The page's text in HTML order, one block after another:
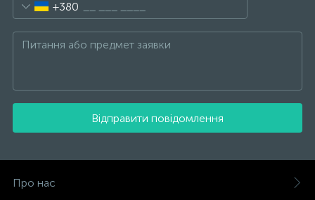
+380
Відправити повідомлення
Про нас